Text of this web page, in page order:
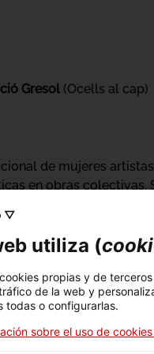
Gresol (Ocells al cap)
de mujeres
en obras
capacidades para
se basan en
en residencias,
▽
utiliza (
propias y de
de la web y
todas o configurarlas.
sobre el uso de